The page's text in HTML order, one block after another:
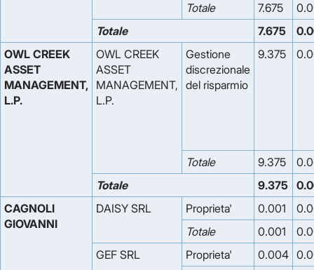
Totale 7.675
Totale
7.675
OWL CREEK
ASSET
MANAGEMENT,
L.P.
OWL CREEK
ASSET
MANAGEMENT,
L.P.
Gestione
discrezionale
del risparmio
9.375
Totale 9.375
Totale
9.375
CAGNOLI
GIOVANNI
DAISY SRL Proprieta' 0.001
Totale
0.001
GEF SRL
Proprieta' 0.004